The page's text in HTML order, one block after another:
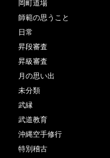
岡町道場
師範の思うこと
日常
昇段審査
昇級審査
月の思い出
未分類
武縁
武道教育
沖縄空手修行
特別稽古